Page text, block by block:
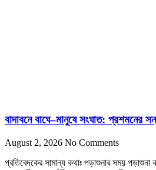
বাদাবনে বাঘে–মানুষে সংঘাত: প্রশমনের
August 2, 2026 No Comments
প্রতিবেদকের সামান্য কথাঃ পড়াশুনার সময়